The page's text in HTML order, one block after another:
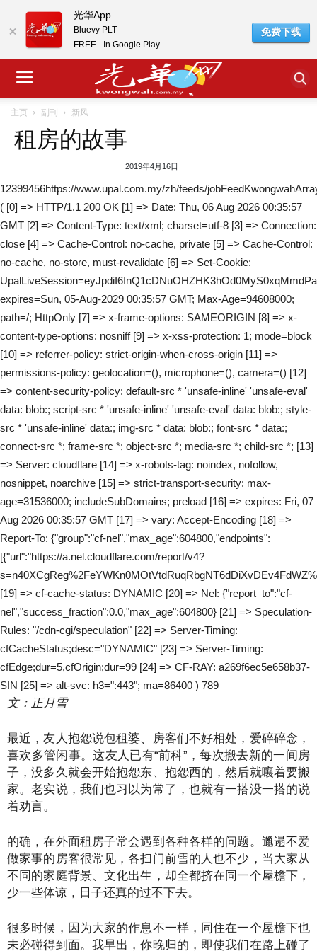
主页 副刊 新风
租房的故事
2019年4月16日
12399456https://www.upal.com.my/zh/feeds/
( [0] => HTTP/1.1 200 OK [1] => Date: Thu, 06 Aug 2026 00:35:57
GMT [2] => Content-Type: text/xml; charset=utf-8 [3] => Connection:
close [4] => Cache-Control: no-cache, private [5] => Cache-Control:
no-cache, no-store, must-revalidate [6] => Set-Cookie:
expires=Sun, 05-Aug-2029 00:35:57 GMT; Max-Age=94608000;
path=/; HttpOnly [7] => x-frame-options: SAMEORIGIN [8] => x-
content-type-options: nosniff [9] => x-xss-protection: 1; mode=block
[10] => referrer-policy: strict-origin-when-cross-origin [11] =>
permissions-policy: geolocation=(), microphone=(), camera=() [12]
=> content-security-policy: default-src * 'unsafe-inline' 'unsafe-eval'
data: blob:; script-src * 'unsafe-inline' 'unsafe-eval' data: blob:; style-
src * 'unsafe-inline' data:; img-src * data: blob:; font-src * data:;
connect-src *; frame-src *; object-src *; media-src *; child-src *; [13]
=> Server: cloudflare [14] => x-robots-tag: noindex, nofollow,
nosnippet, noarchive [15] => strict-transport-security: max-
age=31536000; includeSubDomains; preload [16] => expires: Fri, 07
Aug 2026 00:35:57 GMT [17] => vary: Accept-Encoding [18] =>
Report-To: {"group":"cf-nel","max_age":604800,"endpoints":
[{"url":"https://a.nel.cloudflare.com/report/v4?
[19] => cf-cache-status: DYNAMIC [20] => Nel: {"report_to":"cf-
nel","success_fraction":0.0,"max_age":604800} [21] => Speculation-
Rules: "/cdn-cgi/speculation" [22] => Server-Timing:
cfCacheStatus;desc="DYNAMIC" [23] => Server-Timing:
cfEdge;dur=5,cfOrigin;dur=99 [24] => CF-RAY: a269f6ec5e658b37-
SIN [25] => alt-svc: h3=":443"; ma=86400 ) 789
文：正月雪
最近，友人抱怨说包租婆、房客们不好相处，爱碎碎念，
喜欢多管闲事。这友人已有“前科”，每次搬去新的一间房
子，没多久就会开始抱怨东、抱怨西的，然后就嚷着要搬
家。老实说，我们也习以为常了，也就有一搭没一搭的说
着劝言。
的确，在外面租房子常会遇到各种各样的问题。邋遢不爱
做家事的房客很常见，各扫门前雪的人也不少，当大家从
不同的家庭背景、文化出生，却全都挤在同一个屋檐下，
少一些体谅，日子还真的过不下去。
很多时候，因为大家的作息不一样，同住在一个屋檐下也
未必碰得到面。我早出，你晚归的，即使我们在路上碰了
光华App
Bluevy PLT
FREE - In Google Play
免费下载